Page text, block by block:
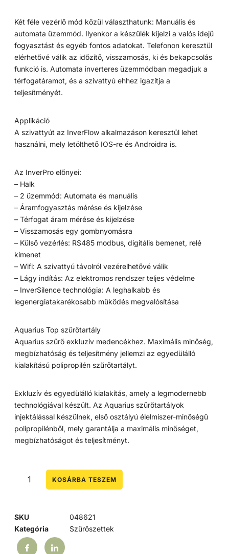
Két féle vezérlő mód közül választhatunk: Manuális és
automata üzemmód. Ilyenkor a készülék kijelzi a valós idejű
fogyasztást és egyéb fontos adatokat. Telefonon keresztül
elérhetővé válik az időzítő, visszamosás, ki és bekapcsolás
funkció is. Automata inverteres üzemmódban megadjuk a
térfogatáramot, és a szivattyú ehhez igazítja a
teljesítményét.
Applikáció
A szivattyút az InverFlow alkalmazáson keresztül lehet
használni, mely letölthető IOS-re és Androidra is.
Az InverPro előnyei:
– Halk
– 2 üzemmód: Automata és manuális
– Áramfogyasztás mérése és kijelzése
– Térfogat áram mérése és kijelzése
– Visszamosás egy gombnyomásra
– Külső vezérlés: RS485 modbus, digitális bemenet, relé
kimenet
– Wifi: A szivattyú távolról vezérelhetővé válik
– Lágy indítás: Az elektromos rendszer teljes védelme
– InverSilence technológia: A leghalkabb és
legenergiatakarékosabb működés megvalósítása
Aquarius Top szűrőtartály
Aquarius szűrő exkluzív medencékhez. Maximális minőség,
megbízhatóság és teljesítmény jellemzi az egyedülálló
kialakítású polipropilén szűrőtartályt.
Exkluzív és egyedülálló kialakítás, amely a legmodernebb
technológiával készült. Az Aquarius szűrőtartályok
injektálással készülnek, első osztályú élelmiszer-minőségű
polipropilénből, mely garantálja a maximális minőséget,
megbízhatóságot és teljesítményt.
KOSÁRBA TESZEM
SKU
048621
Kategória
Szűrőszettek